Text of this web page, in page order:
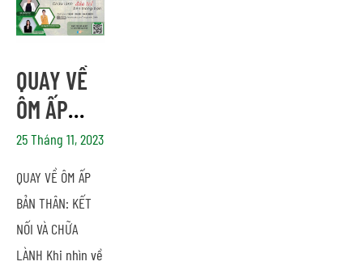
QUAY VỀ
ÔM ẤP
BẢN
THÂN:
KẾT NỐI
VÀ CHỮA
LÀNH
25 Tháng 11, 2023
QUAY VỀ ÔM ẤP
BẢN THÂN: KẾT
NỐI VÀ CHỮA
LÀNH Khi nhìn về